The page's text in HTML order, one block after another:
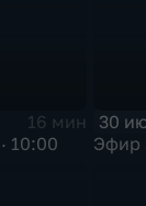
16 мин
10:00
30
Эфир